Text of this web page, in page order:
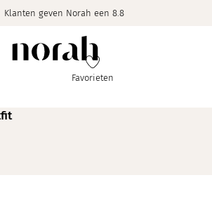
Klanten geven Norah een 8.8
Favorieten